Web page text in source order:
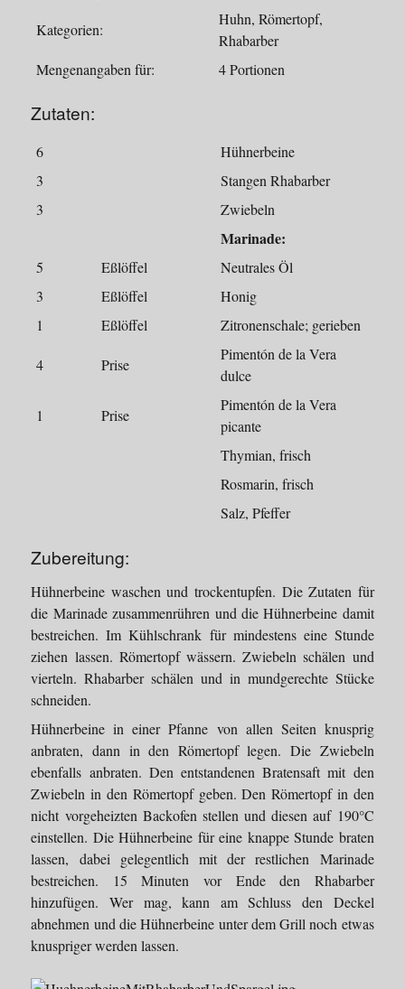
Kategorien:
Huhn, Römertopf,
Rhabarber
Mengenangaben für:
4 Portionen
Zutaten:
6
Hühnerbeine
3
Stangen Rhabarber
3
Zwiebeln
Marinade:
5 Eßlöffel
Neutrales Öl
3
Eßlöffel
Honig
1
Eßlöffel Zitronenschale; gerieben
4 Prise
Pimentón de la Vera
dulce
1 Prise
Pimentón de la Vera
picante
Thymian, frisch
Rosmarin, frisch
Salz, Pfeffer
Zubereitung:
Hühnerbeine waschen und trockentupfen. Die Zutaten für
die Marinade zusammenrühren und die Hühnerbeine damit
bestreichen. Im Kühlschrank für mindestens eine Stunde
ziehen lassen. Römertopf wässern. Zwiebeln schälen und
vierteln. Rhabarber schälen und in mundgerechte Stücke
schneiden.
Hühnerbeine in einer Pfanne von allen Seiten knusprig
anbraten, dann in den Römertopf legen. Die Zwiebeln
ebenfalls anbraten. Den entstandenen Bratensaft mit den
Zwiebeln in den Römertopf geben. Den Römertopf in den
nicht vorgeheizten Backofen stellen und diesen auf 190°C
einstellen. Die Hühnerbeine für eine knappe Stunde braten
lassen, dabei gelegentlich mit der restlichen Marinade
bestreichen. 15 Minuten vor Ende den Rhabarber
hinzufügen. Wer mag, kann am Schluss den Deckel
abnehmen und die Hühnerbeine unter dem Grill noch etwas
knuspriger werden lassen.